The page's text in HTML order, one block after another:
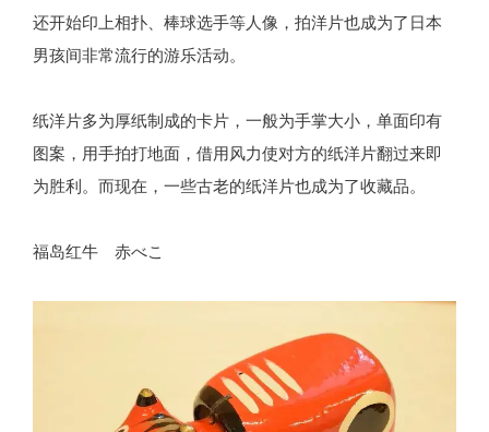
还开始印上相扑、棒球选手等人像，拍洋片也成为了日本
男孩间非常流行的游乐活动。
纸洋片多为厚纸制成的卡片，一般为手掌大小，单面印有
图案，用手拍打地面，借用风力使对方的纸洋片翻过来即
为胜利。而现在，一些古老的纸洋片也成为了收藏品。
福岛红牛 赤べこ